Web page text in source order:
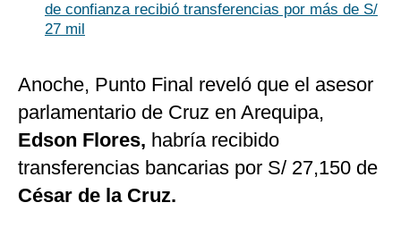
de confianza recibió transferencias por más de S/
27 mil
Anoche, Punto Final reveló que el asesor
parlamentario de Cruz en Arequipa,
Edson Flores, habría recibido
transferencias bancarias por S/ 27,150 de
César de la Cruz.